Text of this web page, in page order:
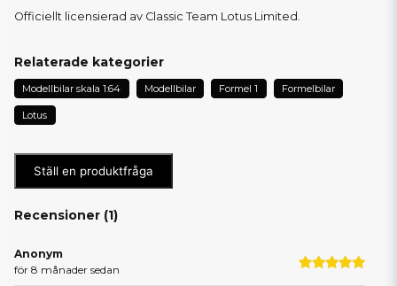
Officiellt licensierad av Classic Team Lotus Limited.
Relaterade kategorier
Modellbilar skala 1:64 Modellbilar Formel 1 Formelbilar
Lotus
Ställ en produktfråga
Recensioner (1)
Anonym
för 8 månader sedan